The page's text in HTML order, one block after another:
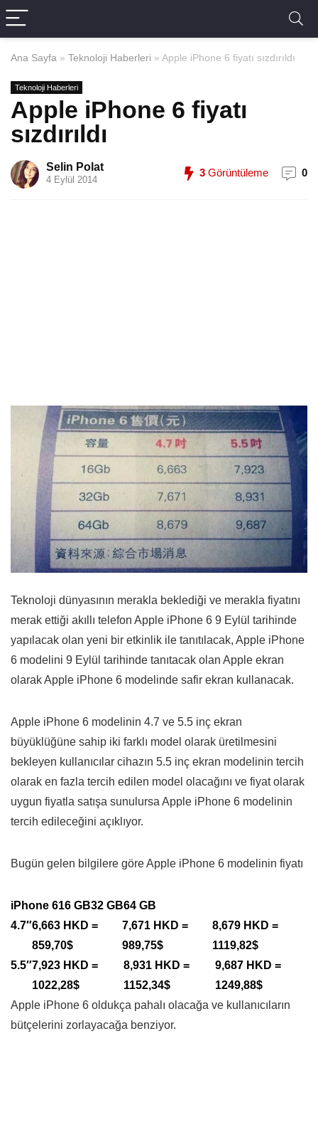
Ana Sayfa » Teknoloji Haberleri » Apple iPhone 6 fiyatı sızdırıldı
Teknoloji Haberleri
Apple iPhone 6 fiyatı
sızdırıldı
Selin Polat
4 Eylül 2014
3 Görüntüleme 0
Teknoloji dünyasının merakla beklediği ve merakla fiyatını
merak ettiği akıllı telefon Apple iPhone 6 9 Eylül tarihinde
yapılacak olan yeni bir etkinlik ile tanıtılacak, Apple iPhone
6 modelini 9 Eylül tarihinde tanıtacak olan Apple ekran
olarak Apple iPhone 6 modelinde safir ekran kullanacak.
Apple iPhone 6 modelinin 4.7 ve 5.5 inç ekran
büyüklüğüne sahip iki farklı model olarak üretilmesini
bekleyen kullanıcılar cihazın 5.5 inç ekran modelinin tercih
olarak en fazla tercih edilen model olacağını ve fiyat olarak
uygun fiyatla satışa sunulursa Apple iPhone 6 modelinin
tercih edileceğini açıklıyor.
Bugün gelen bilgilere göre Apple iPhone 6 modelinin fiyatı
iPhone 616 GB32 GB64 GB
4.7″6,663 HKD =
859,70$
7,671 HKD =
989,75$
8,679 HKD =
1119,82$
5.5″7,923 HKD =
1022,28$
8,931 HKD =
1152,34$
9,687 HKD =
1249,88$
Apple iPhone 6 oldukça pahalı olacağa ve kullanıcıların
bütçelerini zorlayacağa benziyor.